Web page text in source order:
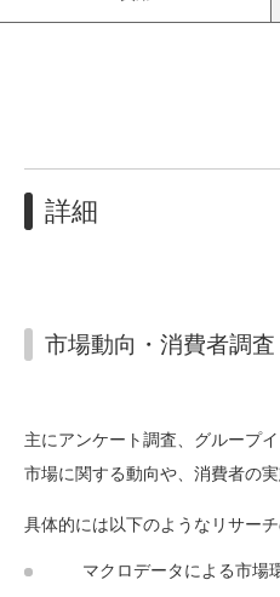
詳細
市場動向・消費者調査
主にアンケート調査、グループ
市場に関する動向や、消費者の
具体的には以下のようなリサーチ
マクロデータによる市場